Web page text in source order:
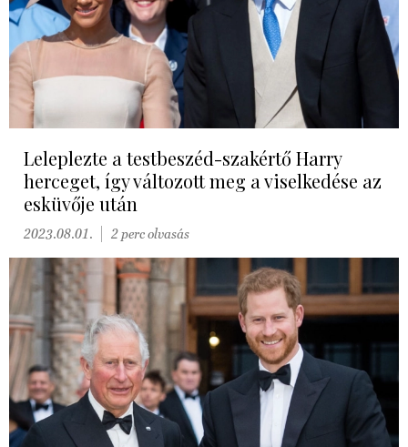
Leleplezte a testbeszéd-szakértő Harry
herceget, így változott meg a viselkedése az
esküvője után
2023.08.01. 2 perc olvasás